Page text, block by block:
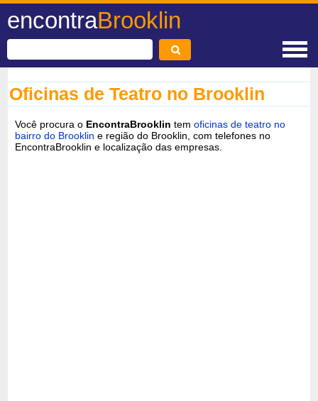
encontraBrooklin
Oficinas de Teatro no Brooklin
Você procura o EncontraBrooklin temoficinas de teatro no
bairro do Brooklin e região do Brooklin, com telefones no
EncontraBrooklin e localização das empresas.